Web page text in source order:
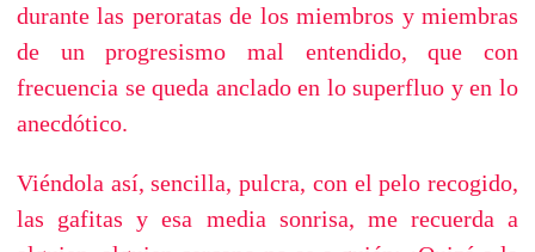
durante las peroratas de los miembros y miembras
de un progresismo mal entendido, que con
frecuencia se queda anclado en lo superfluo y en lo
anecdótico.
Viéndola así, sencilla, pulcra, con el pelo recogido,
las gafitas y esa media sonrisa, me recuerda a